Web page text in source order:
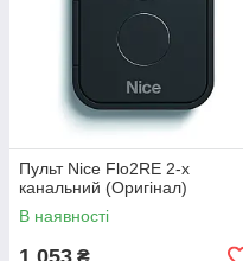
Пульт Nice Flo2RE 2-х
канальний (Оригінал)
В наявності
1 053 ₴